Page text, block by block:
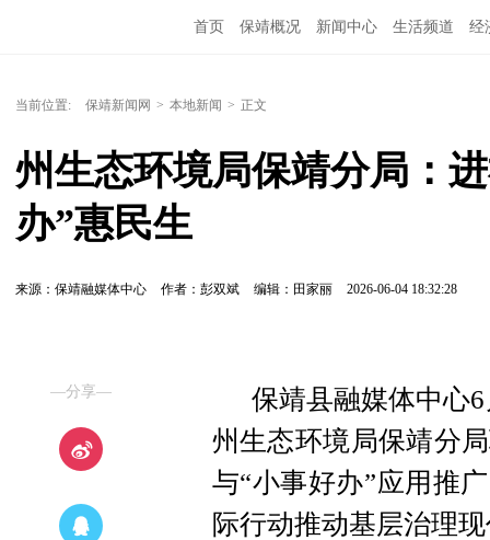
首页 保靖概况 新闻中心 生活频道 经
当前位置: 保靖新闻网 > 本地新闻 > 正文
州生态环境局保靖分局：
办”惠民生
来源：保靖融媒体中心 作者：彭双斌 编辑：田家丽 2026-06-04 18:32:28
—分享—
保靖县融媒体中心
州生态环境局保靖分
与“小事好办”应用推
际行动推动基层治理